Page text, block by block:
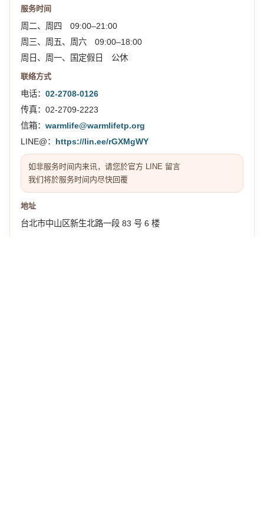
服务时间
周二、周四 09:00–21:00
周三、周五、周六 09:00–18:00
周日、周一、国定假日 公休
联络方式
电话： 02-2708-0126
传真：02-2709-2223
信箱： warmlife@warmlifetp.org
LINE@： https://lin.ee/rGXMgWY
如非服务时间内来讯，请您於官方 LINE 留言
我们将於服务时间内尽快回覆
地址
台北市中山区新生北路一段 83 号 6 楼